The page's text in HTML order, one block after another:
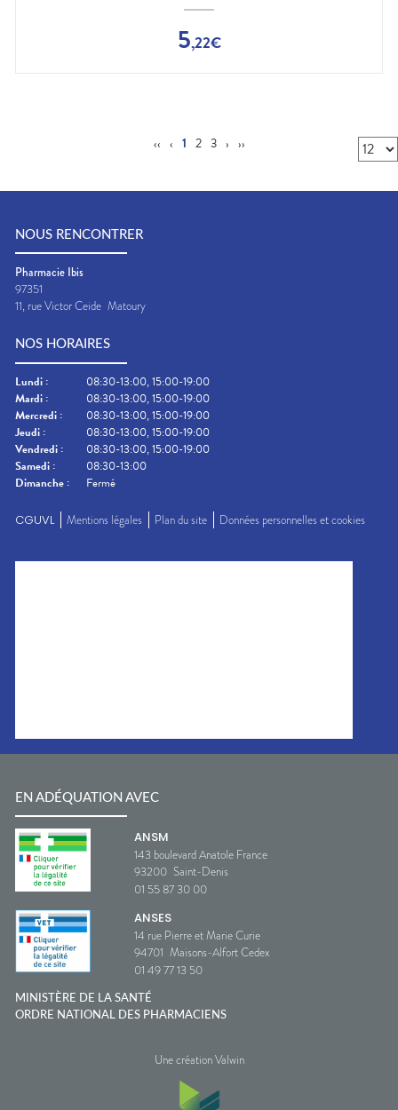
5,22€
‹‹ ‹ 1 2 3 › ››
NOUS RENCONTRER
Pharmacie Ibis
97351
11, rue Victor Ceide Matoury
NOS HORAIRES
Lundi :
08:30-13:00, 15:00-19:00
Mardi :
08:30-13:00, 15:00-19:00
Mercredi :
08:30-13:00, 15:00-19:00
Jeudi :
08:30-13:00, 15:00-19:00
Vendredi :
08:30-13:00, 15:00-19:00
Samedi :
08:30-13:00
Dimanche : Fermé
CGUVL Mentions légales Plan du site Données personnelles et cookies
EN ADÉQUATION AVEC
ANSM
143 boulevard Anatole France
93200 Saint-Denis
01 55 87 30 00
ANSES
14 rue Pierre et Marie Curie
94701 Maisons-Alfort Cedex
01 49 77 13 50
MINISTÈRE DE LA SANTÉ
ORDRE NATIONAL DES PHARMACIENS
Une création Valwin